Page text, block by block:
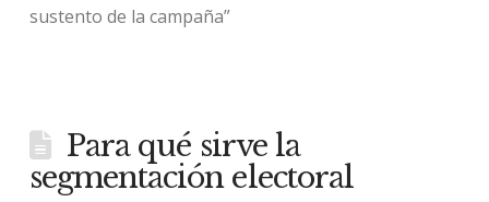
sustento de la campaña”
Para qué sirve la
segmentación electoral